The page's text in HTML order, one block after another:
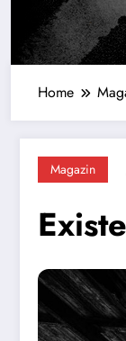
Home
Magazin